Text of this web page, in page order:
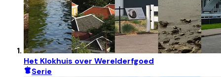
Het Klokhuis over Werelderfgoed
Serie